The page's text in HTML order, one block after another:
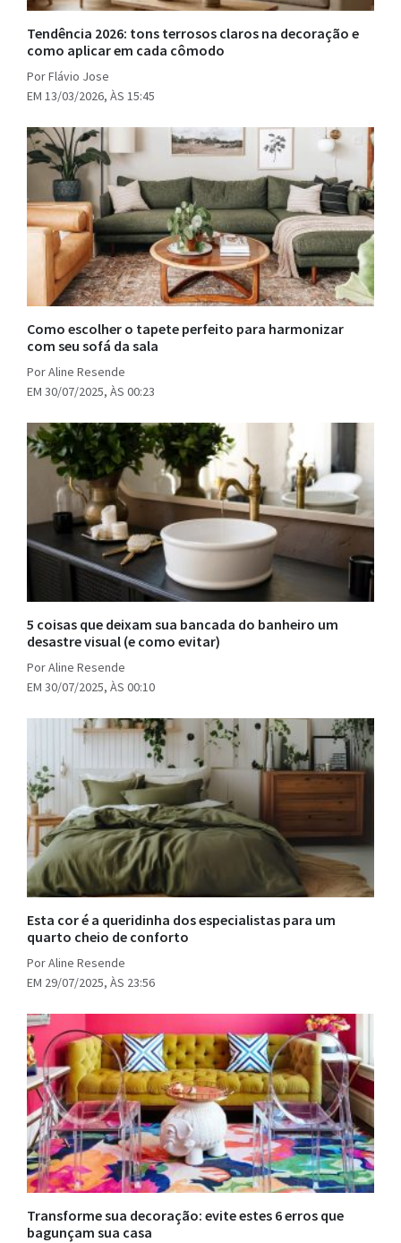
Tendência 2026: tons terrosos claros na decoração e
como aplicar em cada cômodo
Por Flávio Jose
EM 13/03/2026, ÀS 15:45
Como escolher o tapete perfeito para harmonizar
com seu sofá da sala
Por Aline Resende
EM 30/07/2025, ÀS 00:23
5 coisas que deixam sua bancada do banheiro um
desastre visual (e como evitar)
Por Aline Resende
EM 30/07/2025, ÀS 00:10
Esta cor é a queridinha dos especialistas para um
quarto cheio de conforto
Por Aline Resende
EM 29/07/2025, ÀS 23:56
Transforme sua decoração: evite estes 6 erros que
bagunçam sua casa